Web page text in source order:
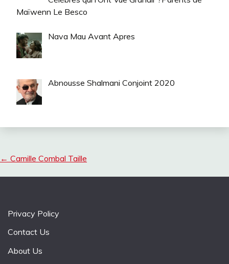
Maïwenn Le Besco
Nava Mau Avant Apres
Abnousse Shalmani Conjoint 2020
← Camille Combal Taille
Privacy Policy
Contact Us
About Us